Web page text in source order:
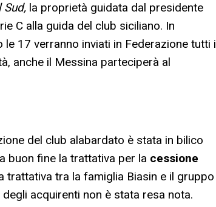
Sud, la proprietà guidata dal presidente
C alla guida del club siciliano. In
17 verranno inviati in Federazione tutti i
anche il Messina parteciperà al
del club alabardato è stata in bilico
buon fine la trattativa per la cessione
trattativa tra la famiglia Biasin e il gruppo
acquirenti non è stata resa nota.